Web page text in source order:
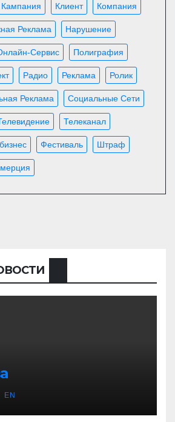
Кампания Клиент Компания
Реклама Нарушение
Сервис Полиграфия
Радио Реклама Ролик
Реклама Социальные Сети
Телеканал
Фестиваль Штраф
EN